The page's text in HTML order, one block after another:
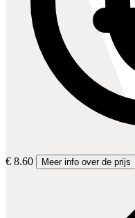
€ 8.60 Meer info over de prijs